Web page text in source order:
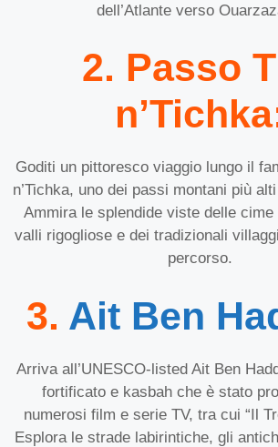
dell’Atlante verso
2. Passo
Goditi un pittoresco viaggio lungo il
n’Tichka, uno dei passi montani più
Ammira le splendide viste delle cime
valli rigogliose e dei tradizionali
percorso.
3. Ait Ben
Arriva all’UNESCO-listed Ait Ben
fortificato e kasbah che è stato
numerosi film e serie TV, tra cui “Il
Esplora le strade labirintiche, gli